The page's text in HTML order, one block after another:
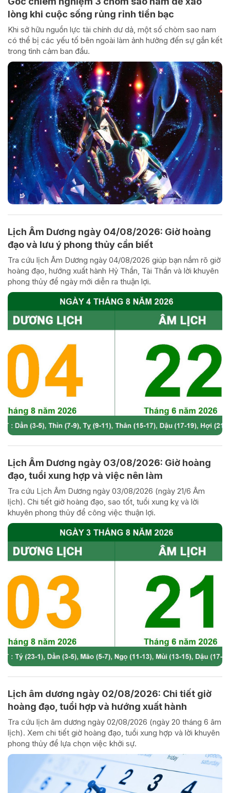
lòng khi cuộc sống rủng rỉnh tiền bạc
Khi sở hữu nguồn lực tài chính dư dả, một số chòm sao nam
có thể bị các yếu tố bên ngoài làm ảnh hưởng đến sự gắn kết
trong tình cảm ban đầu.
Lịch Âm Dương ngày 04/08/2026: Giờ hoàng
đạo và lưu ý phong thủy cần biết
Tra cứu lịch Âm Dương ngày 04/08/2026 giúp bạn nắm rõ giờ
hoàng đạo, hướng xuất hành Hỷ Thần, Tài Thần và lời khuyên
phong thủy để ngày mới diễn ra thuận lợi.
Lịch Âm Dương ngày 03/08/2026: Giờ hoàng
đạo, tuổi xung hợp và việc nên làm
Tra cứu Lịch Âm Dương ngày 03/08/2026 (ngày 21/6 Âm
lịch). Chi tiết giờ hoàng đạo, sao tốt, tuổi xung kỵ và lời
khuyên phong thủy để công việc thuận lợi.
Lịch âm dương ngày 02/08/2026: Chi tiết giờ
hoàng đạo, tuổi hợp và hướng xuất hành
Tra cứu lịch âm dương ngày 02/08/2026 (ngày 20 tháng 6 âm
lịch). Xem chi tiết giờ hoàng đạo, tuổi xung hợp và lời khuyên
phong thủy để lựa chọn việc khởi sự.